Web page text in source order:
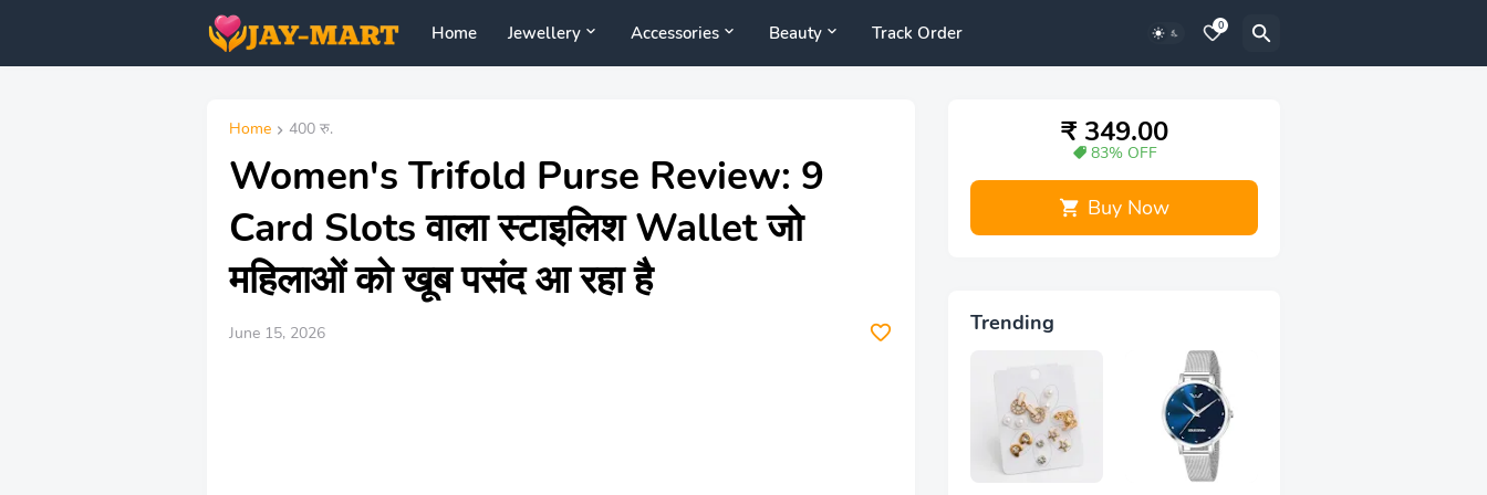
Home Jewellery Accessories Beauty Track Order 0
Home 400 रु.
Women's Trifold Purse Review: 9
Card Slots वाला स्टाइलिश Wallet जो
महिलाओं को खूब पसंद आ रहा है
June 15, 2026
₹ 349.00
83% OFF
Buy Now
Trending